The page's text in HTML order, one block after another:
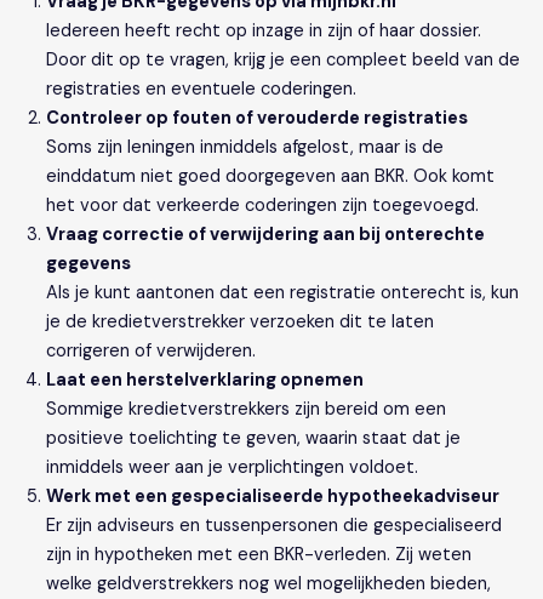
Iedereen heeft recht op inzage in zijn of haar dossier.
Door dit op te vragen, krijg je een compleet beeld van de
registraties en eventuele coderingen.
Controleer op fouten of verouderde registraties
Soms zijn leningen inmiddels afgelost, maar is de
einddatum niet goed doorgegeven aan BKR. Ook komt
het voor dat verkeerde coderingen zijn toegevoegd.
Vraag correctie of verwijdering aan bij onterechte
gegevens
Als je kunt aantonen dat een registratie onterecht is, kun
je de kredietverstrekker verzoeken dit te laten
corrigeren of verwijderen.
Laat een herstelverklaring opnemen
Sommige kredietverstrekkers zijn bereid om een
positieve toelichting te geven, waarin staat dat je
inmiddels weer aan je verplichtingen voldoet.
Werk met een gespecialiseerde hypotheekadviseur
Er zijn adviseurs en tussenpersonen die gespecialiseerd
zijn in hypotheken met een BKR-verleden. Zij weten
welke geldverstrekkers nog wel mogelijkheden bieden,